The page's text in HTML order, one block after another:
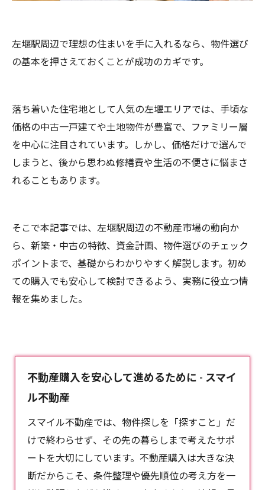
左堰駅周辺で理想の住まいを手に入れるなら、物件選び
の基本を押さえておくことが成功のカギです。
落ち着いた住宅地として人気の左堰エリアでは、手頃な
価格の中古一戸建てや土地物件が豊富で、ファミリー層
を中心に注目されています。しかし、価格だけで選んで
しまうと、後から思わぬ修繕費や生活の不便さに悩まさ
れることもあります。
そこで本記事では、左堰駅周辺の不動産市場の動向か
ら、新築・中古の特徴、資金計画、物件選びのチェック
ポイントまで、基礎からわかりやすく解説します。初め
ての購入でも安心して検討できるよう、実務に役立つ情
報を集めました。
不動産購入を安心して進めるために - スマイ
ル不動産
スマイル不動産では、物件探しを「探すこと」だ
けで終わらせず、その先の暮らしまで考えたサポ
ートを大切にしています。 不動産購入は大きな決
断だからこそ、条件整理や優先順位の考え方を一